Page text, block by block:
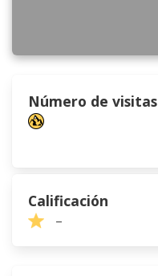
Número de visitas
Calificación
–